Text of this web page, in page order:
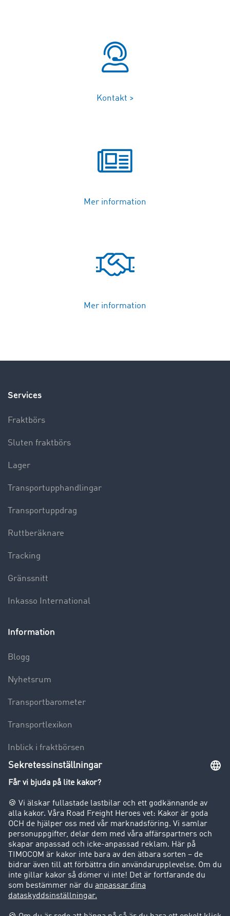
Kontakt >
Mer information
Mer information
Services
Fraktbörs
Sluten fraktbörs
Lager
Transportupphandlingar
Transportuppdrag
Ruttberäknare
Tracking
Gränssnitt
Inkasso International
Information
Blogg
Nyhetsrum
Transportbarometer
Transportlexikon
Inblick i fraktbörsen
Körförbud för lastbilar
Företag
Kunder värvar kunder
Success Stories
Support
Support